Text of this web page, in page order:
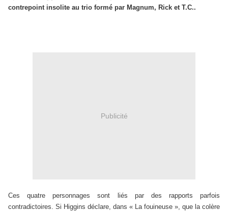
contrepoint insolite au trio formé par Magnum, Rick et T.C..
Publicité
Ces quatre personnages sont liés par des rapports parfois
contradictoires. Si Higgins déclare, dans « La fouineuse », que la colère